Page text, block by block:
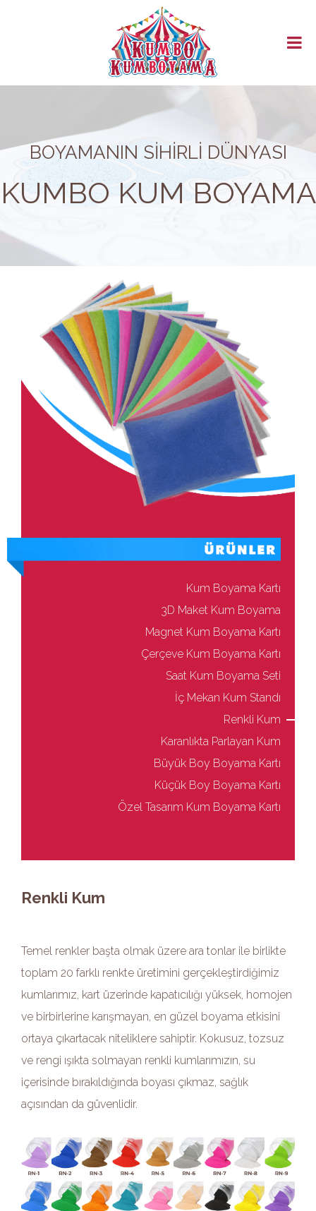
ANASAYFA
HAKKIMIZDA
ÜRÜNLER
MAĞAZA
BAYİLİK
İLETİŞİM
BOYAMANIN SİHİRLİ DÜNYASI
KUMBO KUM BOYAMA
Kum Boyama Kartı
3D Maket Kum Boyama
Magnet Kum Boyama Kartı
Çerçeve Kum Boyama Kartı
Saat Kum Boyama Seti
İç Mekan Kum Standı
Renkli Kum
Karanlıkta Parlayan Kum
Büyük Boy Boyama Kartı
Küçük Boy Boyama Kartı
Özel Tasarım Kum Boyama Kartı
Renkli Kum
Temel renkler başta olmak üzere ara tonlar ile birlikte
toplam 20 farklı renkte üretimini gerçekleştirdiğimiz
kumlarımız, kart üzerinde kapatıcılığı yüksek, homojen
ve birbirlerine karışmayan, en güzel boyama etkisini
ortaya çıkartacak niteliklere sahiptir. Kokusuz, tozsuz
ve rengi ışıkta solmayan renkli kumlarımızın, su
içerisinde bırakıldığında boyası çıkmaz, sağlık
açısından da güvenlidir.